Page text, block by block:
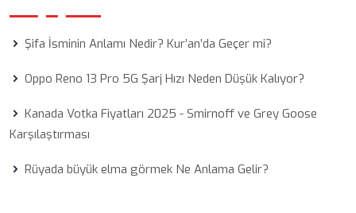
Şifa İsminin Anlamı Nedir? Kur’an’da Geçer mi?
Oppo Reno 13 Pro 5G Şarj Hızı Neden Düşük Kalıyor?
Kanada Votka Fiyatları 2025 - Smirnoff ve Grey Goose
Karşılaştırması
Rüyada büyük elma görmek Ne Anlama Gelir?